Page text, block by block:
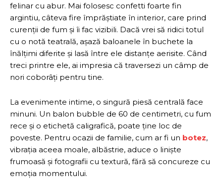
felinar cu abur. Mai folosesc confetti foarte fin
argintiu, câteva fire împrăștiate în interior, care prind
curenții de fum și îi fac vizibili. Dacă vrei să ridici totul
cu o notă teatrală, așază baloanele în buchete la
înălțimi diferite și lasă între ele distanțe aerisite. Când
treci printre ele, ai impresia că traversezi un câmp de
nori coborâți pentru tine.
La evenimente intime, o singură piesă centrală face
minuni. Un balon bubble de 60 de centimetri, cu fum
rece și o etichetă caligrafică, poate ține loc de
poveste. Pentru ocazii de familie, cum ar fi un botez,
vibrația aceea moale, albăstrie, aduce o liniște
frumoasă și fotografii cu textură, fără să concureze cu
emoția momentului.